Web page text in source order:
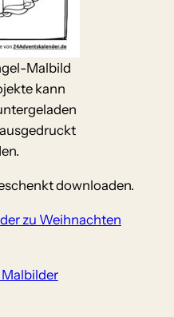
Malbild
kann
downloaden.
zu Weihnachten